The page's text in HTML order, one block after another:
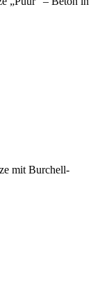
mit Burchell-